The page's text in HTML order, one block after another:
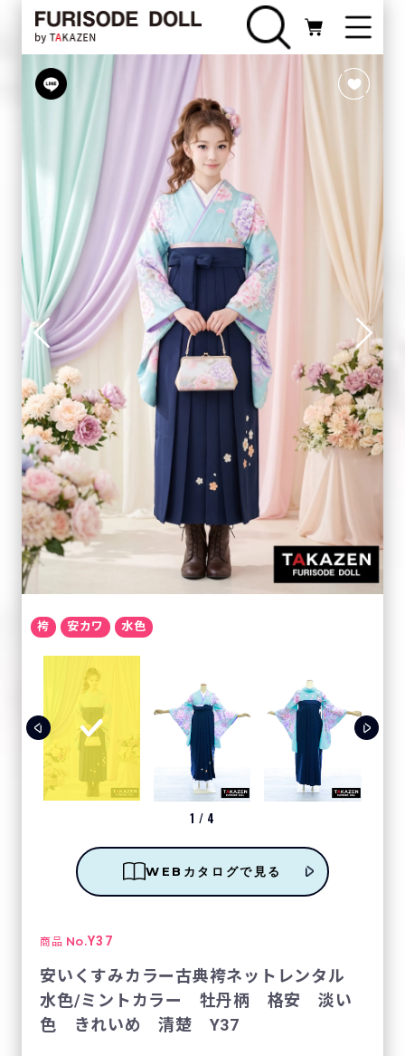
袴 安カワ 水色
1 / 4
WEBカタログで見る
商品 No.Y37
安いくすみカラー古典袴ネットレンタル
水色/ミントカラー 牡丹柄 格安 淡い
色 きれいめ 清楚 Y37